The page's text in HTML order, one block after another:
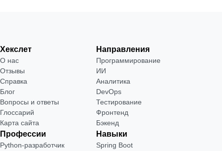
Хекслет
О нас
Отзывы
Справка
Блог
Вопросы и ответы
Глоссарий
Карта сайта
Направления
Программирование
ИИ
Аналитика
DevOps
Тестирование
Фронтенд
Бэкенд
Профессии
Python-разработчик
Навыки
Spring Boot